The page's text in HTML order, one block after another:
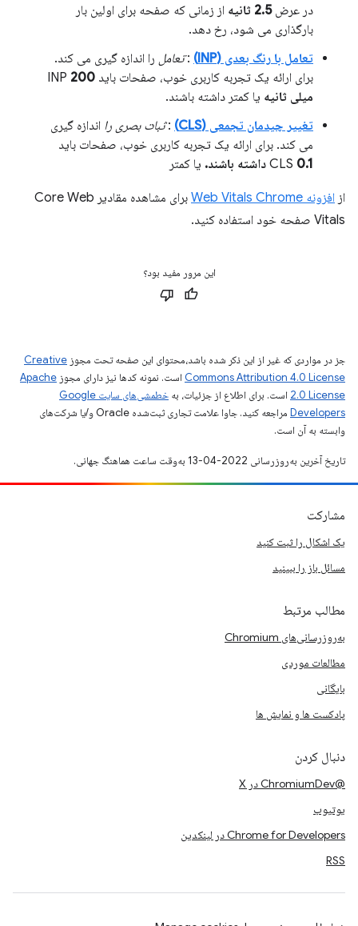
در عرض2.5 ثانیه
از زمانی که صفحه برای اولین بار
بارگذاری می شود، رخ دهد.
تعامل با رنگ بعدی (INP)
:تعامل را اندازه گیری می کند.
برای ارائه یک تجربه کاربری خوب، صفحات باید INP 200
میلی ثانیه یا کمتر داشته باشند.
تغییر چیدمان تجمعی (CLS)
:ثبات بصری را اندازه گیری
می کند. برای ارائه یک تجربه کاربری خوب، صفحات باید
CLS 0.1 داشته باشند. یا کمتر
از افزونه Web Vitals Chrome
برای مشاهده مقادیر Core Web
Vitals صفحه خود استفاده کنید.
این مرور مفید بود؟
جز در مواردی که غیر از این ذکر شده باشد،‌محتوای این صفحه تحت مجوز Creative
Commons Attribution 4.0 License است. نمونه کدها نیز دارای مجوز Apache
2.0 License است. برای اطلاع از جزئیات، به
خطمشی‌های سایت Google
Developers‏
مراجعه کنید. جاوا علامت تجاری ثبت‌شده Oracle و/یا شرکت‌های
وابسته به آن است.
تاریخ آخرین به‌روزرسانی 2022-04-13 به‌وقت ساعت هماهنگ جهانی.
مشارکت
یک اشکال را ثبت کنید
مسائل باز را ببینید
مطالب مرتبط
به‌روزرسانی‌های Chromium
مطالعات موردی
بایگانی
پادکست ها و نمایش ها
دنبال کردن
@ChromiumDev در X
یوتیوب
Chrome for Developers در لینکدین
RSS